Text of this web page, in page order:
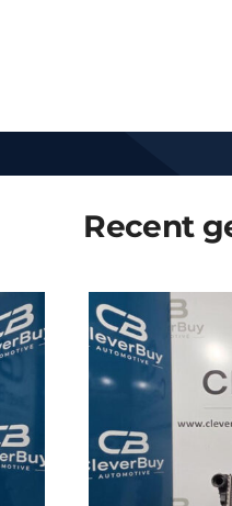
Recent